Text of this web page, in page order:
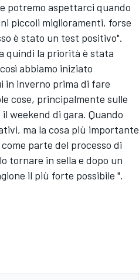
potremo aspettarci quando
piccoli miglioramenti, forse
è stato un test positivo".
quindi la priorità è stata
abbiamo iniziato
in inverno prima di fare
cose, principalmente sulle
weekend di gara. Quando
ma la cosa più importante
parte del processo di
tornare in sella e dopo un
il più forte possibile ".